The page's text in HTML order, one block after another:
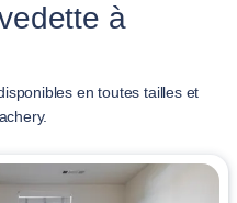
à
en toutes tailles et